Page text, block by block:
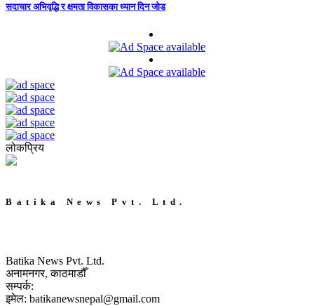
सदाचार अभिवृद्धि र क्षमता विकासका ध्यान दिन जोड
लोकप्रिय
Batika News Pvt. Ltd.
Batika News Pvt. Ltd.
अनामनगर, काठमाडौँ
सम्पर्क:
इमेल: batikanewsnepal@gmail.com